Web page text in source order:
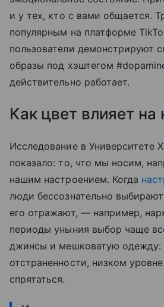
и у тех, кто с вами общается.
популярным на платформе
пользователи демонстрируют
образы под хэштегом
действительно работает.
Как цвет влияет на
Исследование в Университете
показало: то, что мы носим,
нашим настроением. Когда
люди бессознательно
его отражают, — например,
периоды уныния выбор чаще
джинсы и мешковатую одежду:
отстраненности, низком
спрятаться.